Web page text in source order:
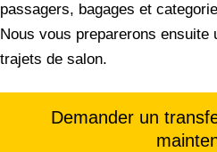
passagers, bagages et
Nous vous preparerons ensuite
trajets de salon.
Demander un